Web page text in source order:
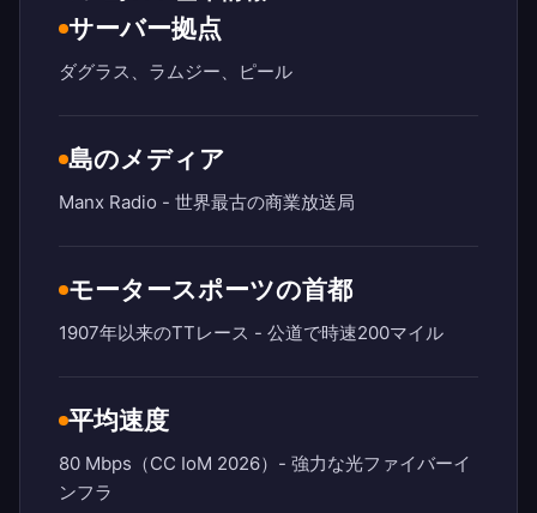
サーバー拠点
ダグラス、ラムジー、ピール
島のメディア
Manx Radio - 世界最古の商業放送局
モータースポーツの首都
1907年以来のTTレース - 公道で時速200マイル
平均速度
80 Mbps（CC IoM 2026）- 強力な光ファイバーイ
ンフラ